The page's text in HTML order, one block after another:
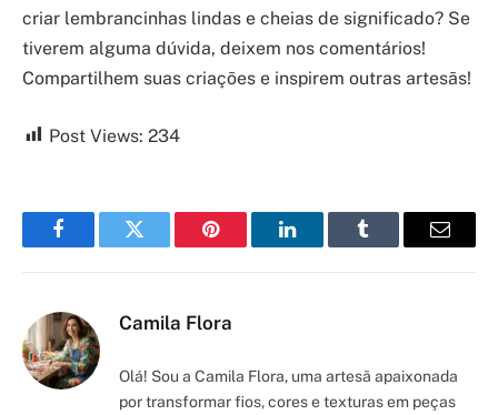
criar lembrancinhas lindas e cheias de significado? Se
tiverem alguma dúvida, deixem nos comentários!
Compartilhem suas criações e inspirem outras artesãs!
Post Views: 234
FacebookTwitter Pinterest LinkedInTumblr Email
Camila Flora
Olá! Sou a Camila Flora, uma artesã apaixonada
por transformar fios, cores e texturas em peças